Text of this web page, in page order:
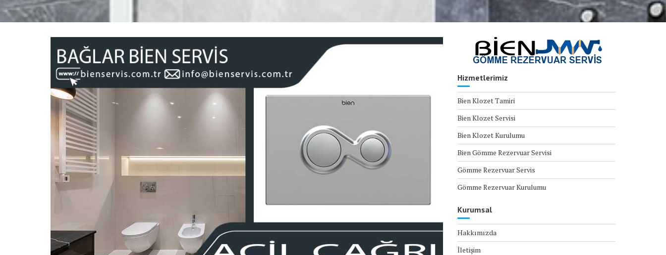
Hizmetlerimiz
Bien Klozet Tamiri
Bien Klozet Servisi
Bien Klozet Kurulumu
Bien Gömme Rezervuar Servisi
Gömme Rezervuar Servis
Gömme Rezervuar Kurulumu
Kurumsal
Hakkımızda
İletişim